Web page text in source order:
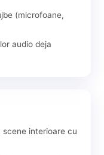
(microfoane,
audio deja
scene interioare cu